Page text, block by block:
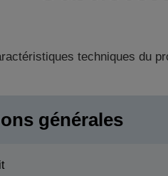
techniques du
générales